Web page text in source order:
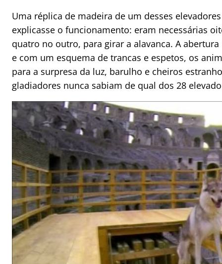
Uma réplica de madeira de um desses
explicasse o funcionamento: eram necessárias
quatro no outro, para girar a alavanca. A
e com um esquema de trancas e espetos, os
para a surpresa da luz, barulho e cheiros
gladiadores nunca sabiam de qual dos 28